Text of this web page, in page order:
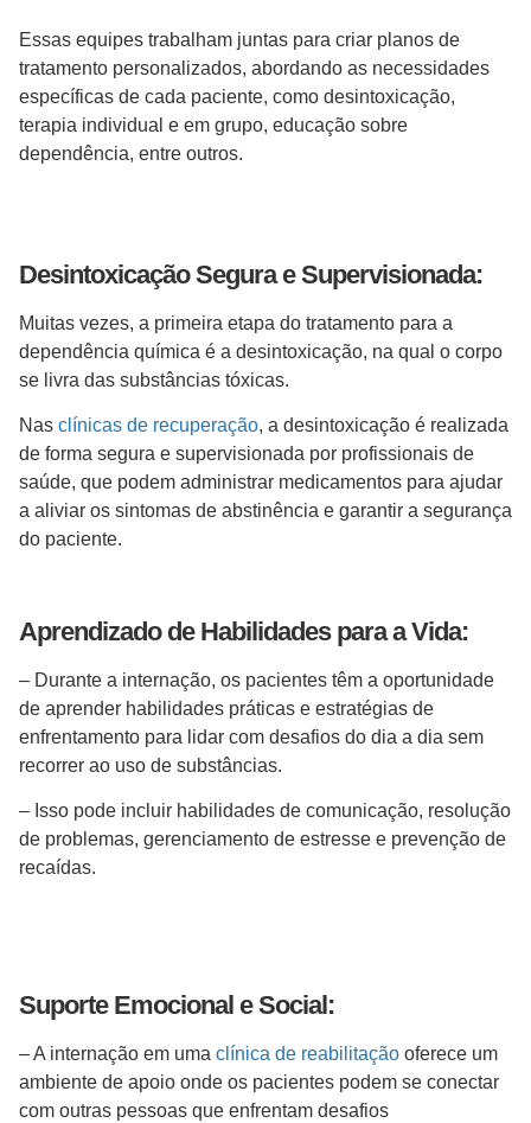
Essas equipes trabalham juntas para criar planos de
tratamento personalizados, abordando as necessidades
específicas de cada paciente, como desintoxicação,
terapia individual e em grupo, educação sobre
dependência, entre outros.
Desintoxicação Segura e Supervisionada:
Muitas vezes, a primeira etapa do tratamento para a
dependência química é a desintoxicação, na qual o corpo
se livra das substâncias tóxicas.
Nas clínicas de recuperação, a desintoxicação é realizada
de forma segura e supervisionada por profissionais de
saúde, que podem administrar medicamentos para ajudar
a aliviar os sintomas de abstinência e garantir a segurança
do paciente.
Aprendizado de Habilidades para a Vida:
– Durante a internação, os pacientes têm a oportunidade
de aprender habilidades práticas e estratégias de
enfrentamento para lidar com desafios do dia a dia sem
recorrer ao uso de substâncias.
– Isso pode incluir habilidades de comunicação, resolução
de problemas, gerenciamento de estresse e prevenção de
recaídas.
Suporte Emocional e Social:
– A internação em uma clínica de reabilitação oferece um
ambiente de apoio onde os pacientes podem se conectar
com outras pessoas que enfrentam desafios